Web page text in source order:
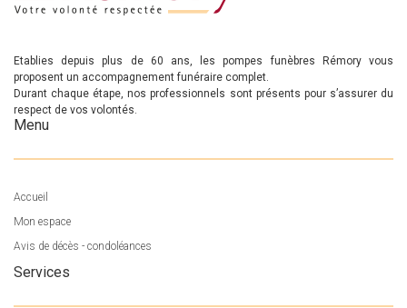
Etablies depuis plus de 60 ans, les pompes funèbres Rémory vous
proposent un accompagnement funéraire complet.
Durant chaque étape, nos professionnels sont présents pour s’assurer du
respect de vos volontés.
Menu
Accueil
Mon espace
Avis de décès - condoléances
Services